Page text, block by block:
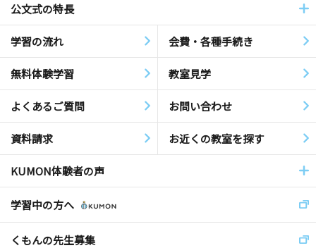
公文式の特長
学習の流れ 会費・各種手続き
無料体験学習 教室見学
よくあるご質問 お問い合わせ
資料請求 お近くの教室を探す
KUMON体験者の声
学習中の方へ
くもんの先生募集